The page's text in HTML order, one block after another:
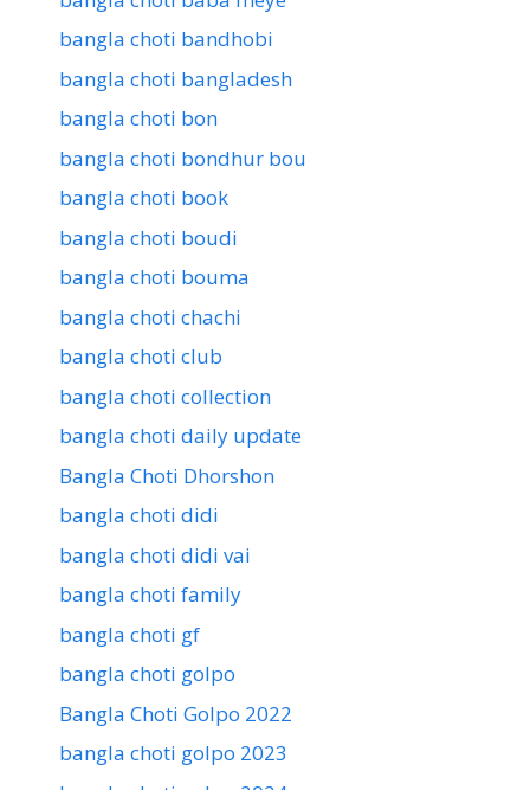
bangla choti bandhobi
bangla choti bangladesh
bangla choti bon
bangla choti bondhur bou
bangla choti book
bangla choti boudi
bangla choti bouma
bangla choti chachi
bangla choti club
bangla choti collection
bangla choti daily update
Bangla Choti Dhorshon
bangla choti didi
bangla choti didi vai
bangla choti family
bangla choti gf
bangla choti golpo
Bangla Choti Golpo 2022
bangla choti golpo 2023